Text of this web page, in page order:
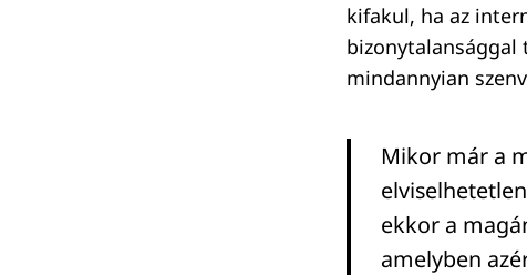
kifakul, ha az
bizonytalansággal
mindannyian
Mikor már a
ekkor a
amelyben